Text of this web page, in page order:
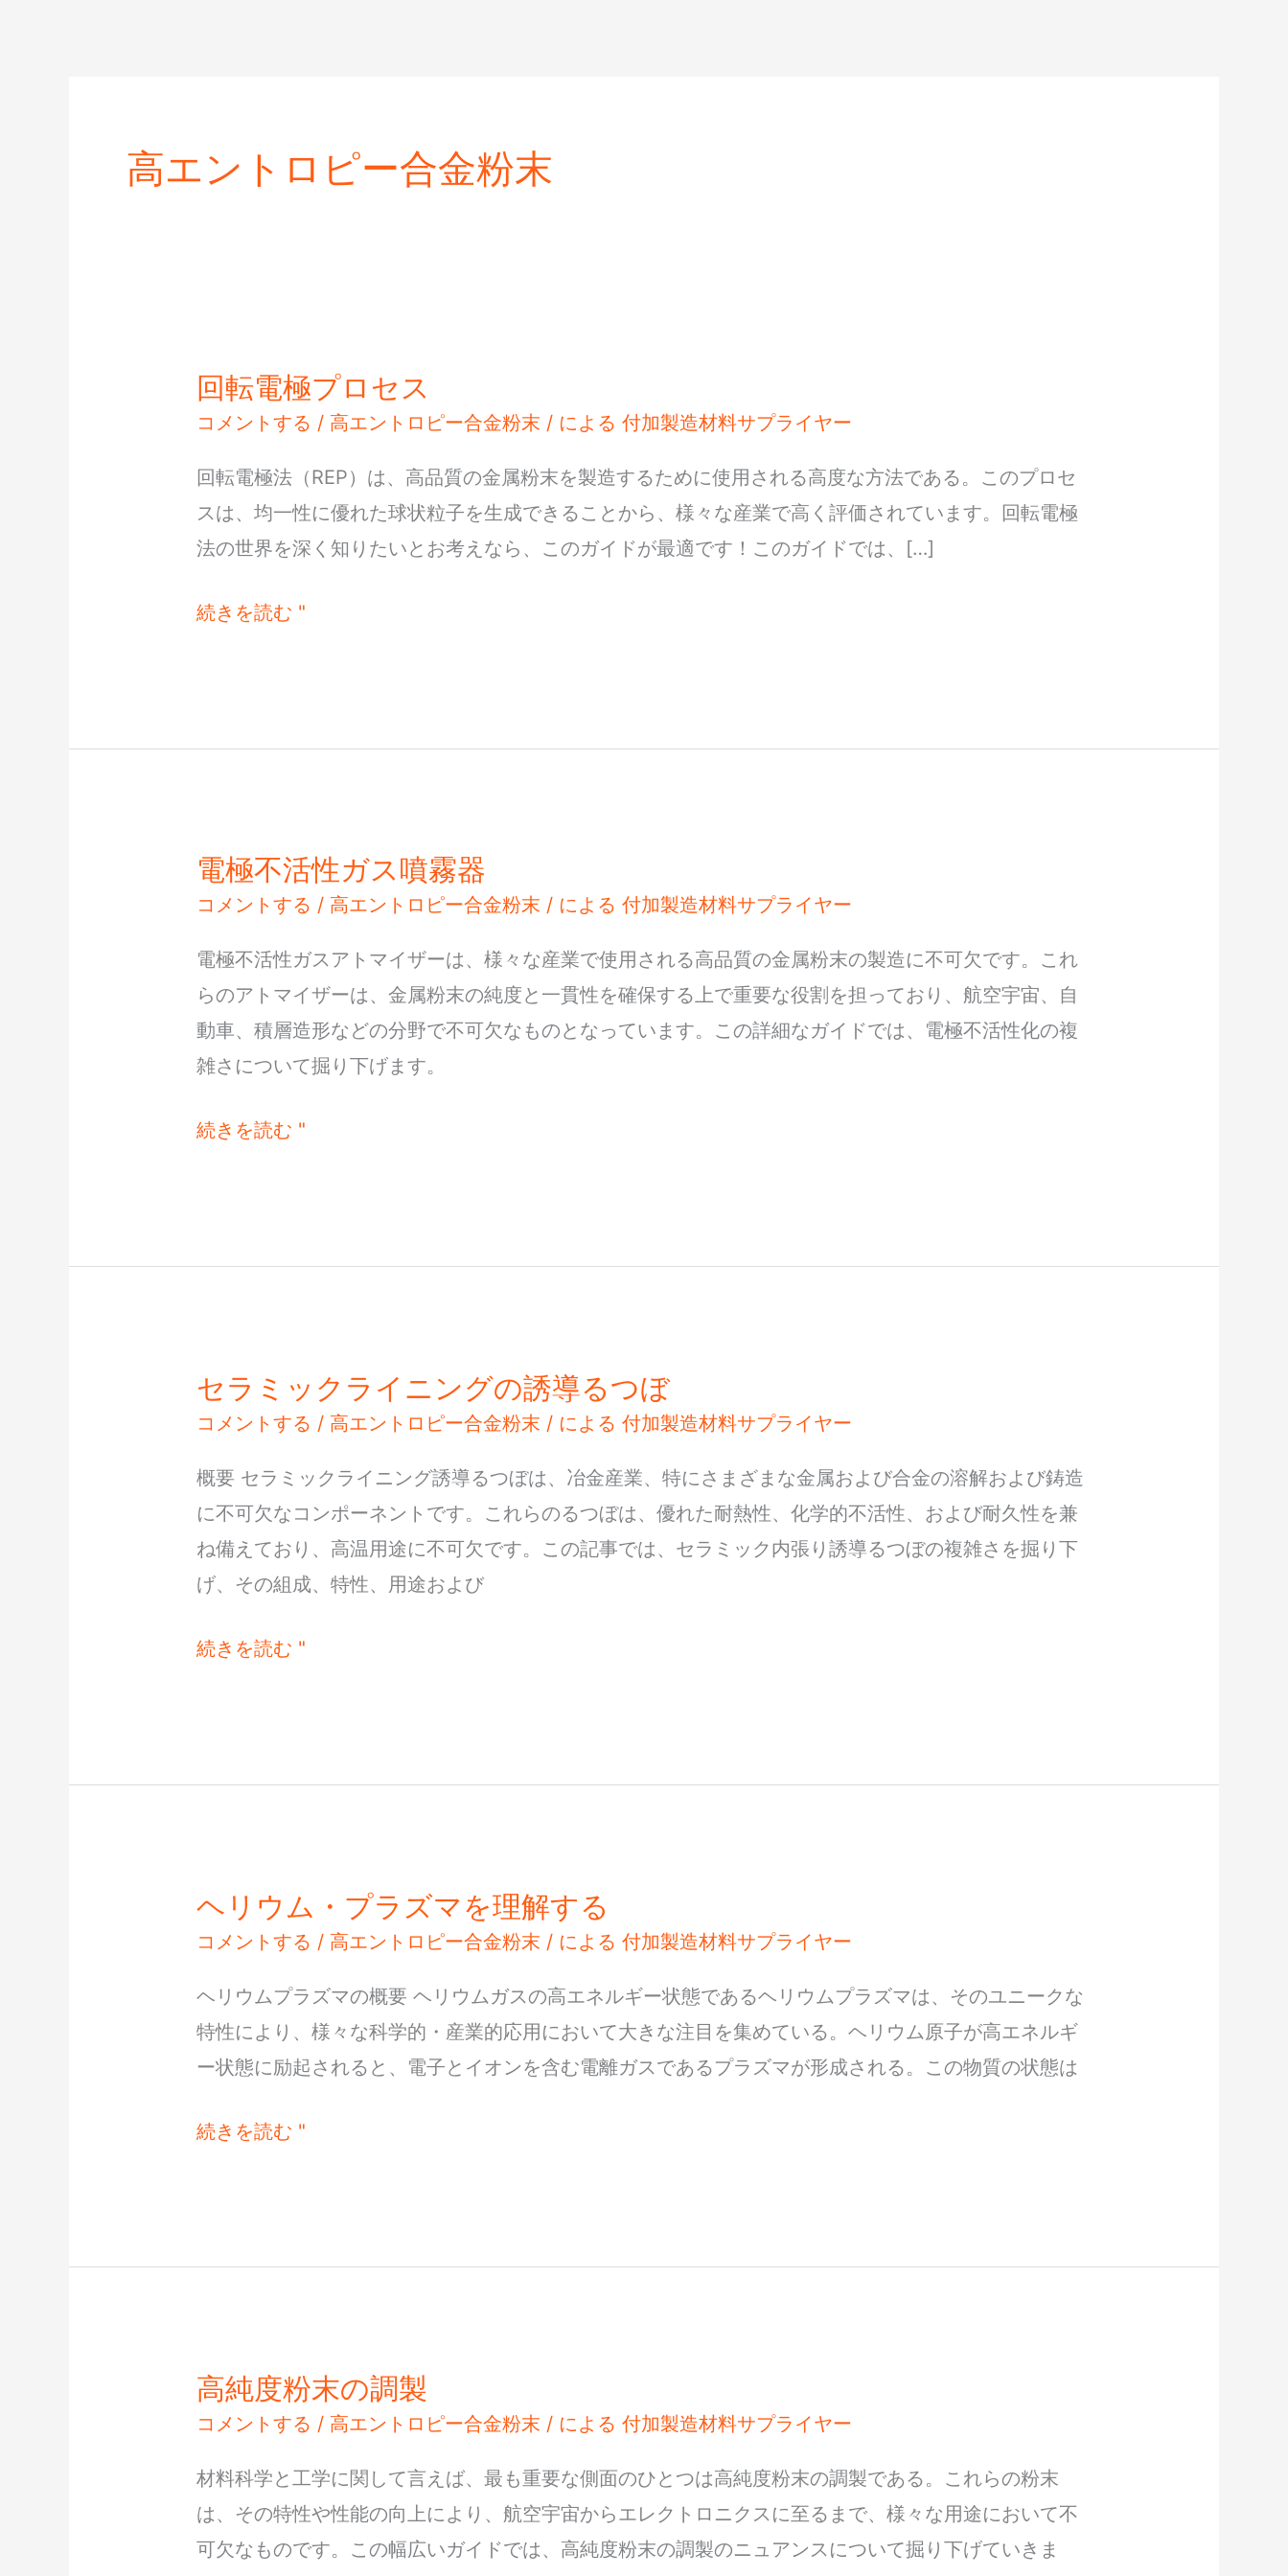
高エントロピー合金粉末
回転電極プロセス
コメントする / 高エントロピー合金粉末 / による付加製造材料サプライヤー
回転電極法（REP）は、高品質の金属粉末を製造するために使用される高度な方法である。このプロセ
スは、均一性に優れた球状粒子を生成できることから、様々な産業で高く評価されています。回転電極
法の世界を深く知りたいとお考えなら、このガイドが最適です！このガイドでは、[…]
回
転
極
プ
ロ
セ
続きを読む "
電極不活性ガス噴霧器
コメントする / 高エントロピー合金粉末 / による付加製造材料サプライヤー
電極不活性ガスアトマイザーは、様々な産業で使用される高品質の金属粉末の製造に不可欠です。これ
らのアトマイザーは、金属粉末の純度と一貫性を確保する上で重要な役割を担っており、航空宇宙、自
動車、積層造形などの分野で不可欠なものとなっています。この詳細なガイドでは、電極不活性化の複
雑さについて掘り下げます。
電
極
活
性
ガ
ス
噴
続きを読む "
セラミックライニングの誘導るつぼ
コメントする / 高エントロピー合金粉末 / による付加製造材料サプライヤー
概要 セラミックライニング誘導るつぼは、冶金産業、特にさまざまな金属および合金の溶解および鋳造
に不可欠なコンポーネントです。これらのるつぼは、優れた耐熱性、化学的不活性、および耐久性を兼
ね備えており、高温用途に不可欠です。この記事では、セラミック内張り誘導るつぼの複雑さを掘り下
げ、その組成、特性、用途および
セ
ラ
ッ
ク
ラ
イ
ニ
ぼ
続きを読む "
ヘリウム・プラズマを理解する
コメントする / 高エントロピー合金粉末 / による付加製造材料サプライヤー
ヘリウムプラズマの概要 ヘリウムガスの高エネルギー状態であるヘリウムプラズマは、そのユニークな
特性により、様々な科学的・産業的応用において大きな注目を集めている。ヘリウム原子が高エネルギ
ー状態に励起されると、電子とイオンを含む電離ガスであるプラズマが形成される。この物質の状態は
ヘ
リ
ム・
プ
ズ
続きを読む "
高純度粉末の調製
コメントする / 高エントロピー合金粉末 / による付加製造材料サプライヤー
材料科学と工学に関して言えば、最も重要な側面のひとつは高純度粉末の調製である。これらの粉末
は、その特性や性能の向上により、航空宇宙からエレクトロニクスに至るまで、様々な用途において不
可欠なものです。この幅広いガイドでは、高純度粉末の調製のニュアンスについて掘り下げていきま
高
純
粉
末
の